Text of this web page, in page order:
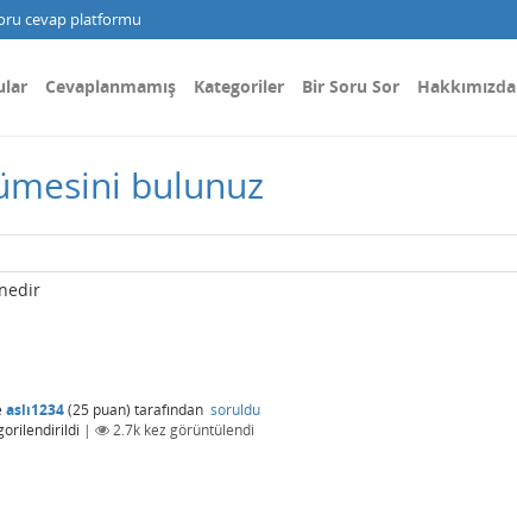
cevap platformu
Cevaplanmamış Kategoriler Bir Soru Sor Hakkımızda
bulunuz
aslı1234(25 puan) tarafından soruldu
| 2.7k kez görüntülendi